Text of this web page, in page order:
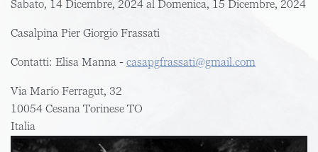
Sabato, 14 Dicembre, 2024 al Domenica, 15 Dicembre, 2024
Casalpina Pier Giorgio Frassati
Contatti: Elisa Manna - casapgfrassati@gmail.com
Via Mario Ferragut, 32
10054 Cesana Torinese TO
Italia